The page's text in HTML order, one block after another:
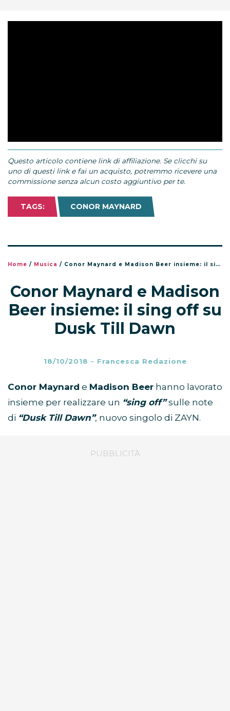
Questo articolo contiene link di affiliazione. Se clicchi su
uno di questi link e fai un acquisto, potremmo ricevere una
commissione senza alcun costo aggiuntivo per te.
TAGS: CONOR MAYNARD
Home / Musica / Conor Maynard e Madison Beer insieme: il sing off su Dusk Till Dawn
Conor Maynard e Madison
Beer insieme: il sing off su
Dusk Till Dawn
18/10/2018 - Francesca Redazione
Conor Maynard e Madison Beer hanno lavorato
insieme per realizzare un “sing off” sulle note
di “Dusk Till Dawn”, nuovo singolo di ZAYN.